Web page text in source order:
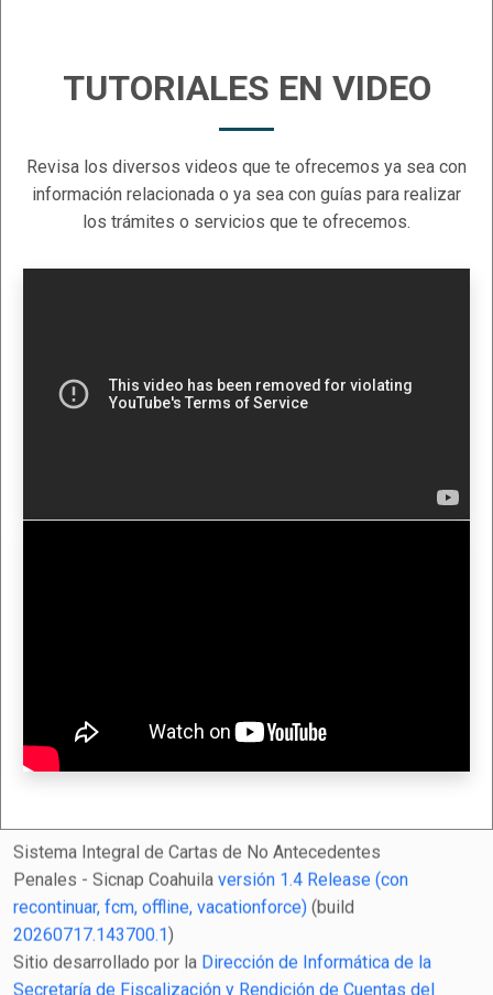
TUTORIALES EN VIDEO
Revisa los diversos videos que te ofrecemos ya sea con
información relacionada o ya sea con guías para realizar
los trámites o servicios que te ofrecemos.
Sistema Integral de Cartas de No Antecedentes
Penales - Sicnap Coahuila versión 1.4 Release (con
recontinuar, fcm, offline, vacationforce) (build
20260717.143700.1)
Sitio desarrollado por la Dirección de Informática de la
Secretaría de Fiscalización y Rendición de Cuentas del